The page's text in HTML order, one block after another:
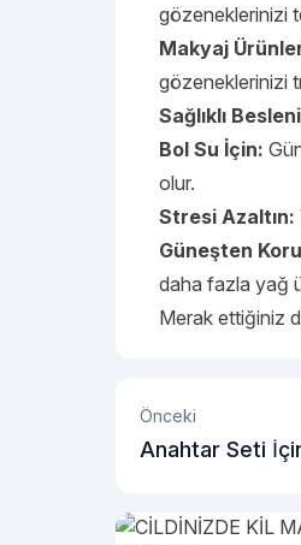
gözeneklerinizi
Makyaj
gözeneklerinizi
Sağlıklı
Bol Su İçin:
olur.
Stresi Azaltın:
Güneşten
daha fazla yağ
Merak ettiğiniz
Önceki
Anahtar Seti